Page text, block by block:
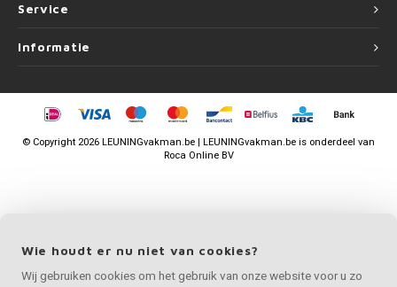
Service
Informatie
© Copyright 2026 LEUNINGvakman.be | LEUNINGvakman.be is onderdeel van
Roca Online BV
Wie houdt er nu niet van cookies?
Wij gebruiken cookies om het gebruik van onze website voor u zo